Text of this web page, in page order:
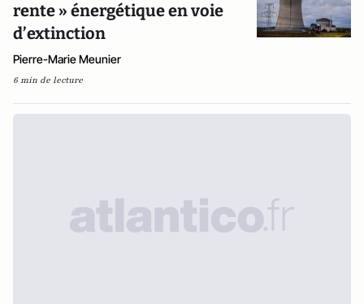
rente » énergétique en voie
d’extinction
Pierre-Marie Meunier
6 min de lecture